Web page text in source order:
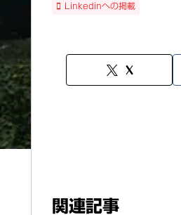
Linkedinへの掲載
X
関連記事